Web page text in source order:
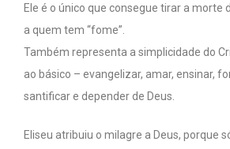
Ele é o único que consegue tirar a morte
a quem tem “fome”.
Também representa a simplicidade do
ao básico – evangelizar, amar, ensinar,
santificar e depender de Deus.
Eliseu atribuiu o milagre a Deus, porque